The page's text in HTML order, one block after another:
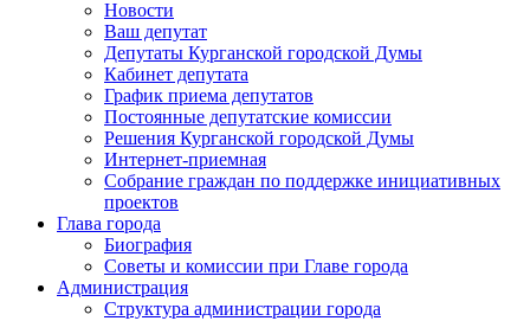
Новости
Ваш депутат
Депутаты Курганской городской Думы
Кабинет депутата
График приема депутатов
Постоянные депутатские комиссии
Решения Курганской городской Думы
Интернет-приемная
Собрание граждан по поддержке инициативных
проектов
Глава города
Биография
Советы и комиссии при Главе города
Администрация
Структура администрации города